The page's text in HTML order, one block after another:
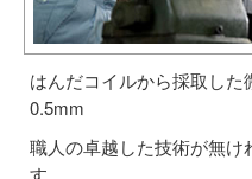
はんだコイルから採取し
0.5mm
職人の卓越した技術が無け